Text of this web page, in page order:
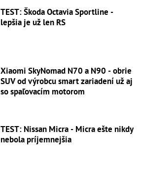
TEST: Škoda Octavia Sportline -
lepšia je už len RS
Xiaomi SkyNomad N70 a N90 - obrie
SUV od výrobcu smart zariadení už aj
so spaľovacím motorom
TEST: Nissan Micra - Micra ešte nikdy
nebola príjemnejšia